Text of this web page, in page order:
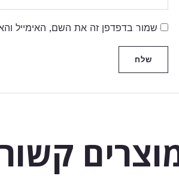
שמור בדפדפן זה את השם, האימייל